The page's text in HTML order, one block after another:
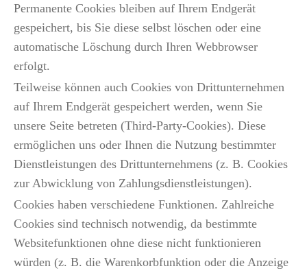
Permanente Cookies bleiben auf Ihrem Endgerät
gespeichert, bis Sie diese selbst löschen oder eine
automatische Löschung durch Ihren Webbrowser
erfolgt.
Teilweise können auch Cookies von Drittunternehmen
auf Ihrem Endgerät gespeichert werden, wenn Sie
unsere Seite betreten (Third-Party-Cookies). Diese
ermöglichen uns oder Ihnen die Nutzung bestimmter
Dienstleistungen des Drittunternehmens (z. B. Cookies
zur Abwicklung von Zahlungsdienstleistungen).
Cookies haben verschiedene Funktionen. Zahlreiche
Cookies sind technisch notwendig, da bestimmte
Websitefunktionen ohne diese nicht funktionieren
würden (z. B. die Warenkorbfunktion oder die Anzeige